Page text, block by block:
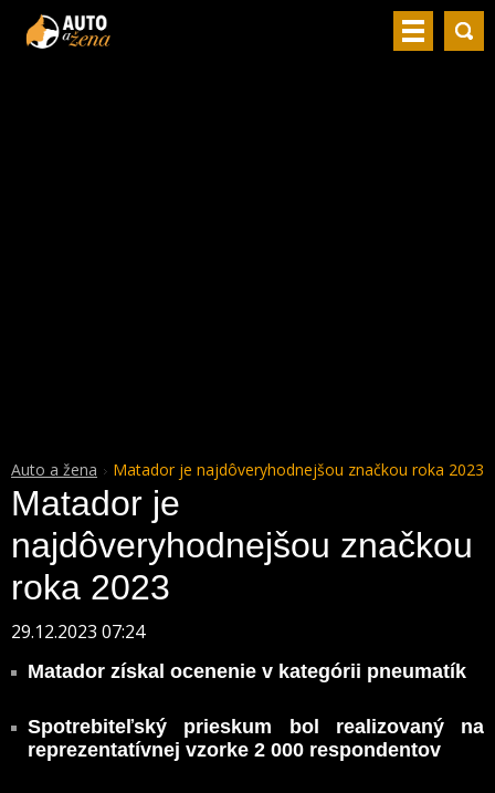
Auto a žena Matador je najdôveryhodnejšou značkou roka 2023
Matador je
najdôveryhodnejšou značkou
roka 2023
29.12.2023 07:24
Matador získal ocenenie v kategórii pneumatík
Spotrebiteľský prieskum bol realizovaný na
reprezentatívnej vzorke 2 000 respondentov